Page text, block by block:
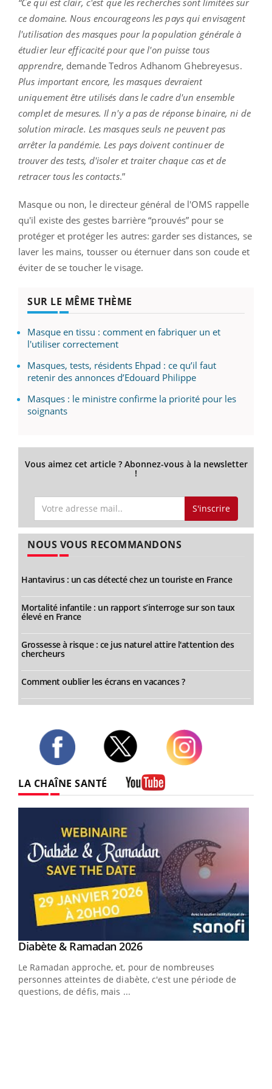
“Ce qui est clair, c'est que les recherches sont limitées sur
ce domaine. Nous encourageons les pays qui envisagent
l'utilisation des masques pour la population générale à
étudier leur efficacité pour que l'on puisse tous
apprendre, demande Tedros Adhanom Ghebreyesus.
Plus important encore, les masques devraient
uniquement être utilisés dans le cadre d'un ensemble
complet de mesures. Il n'y a pas de réponse binaire, ni de
solution miracle. Les masques seuls ne peuvent pas
arrêter la pandémie. Les pays doivent continuer de
trouver des tests, d'isoler et traiter chaque cas et de
retracer tous les contacts.”
Masque ou non, le directeur général de l'OMS rappelle
qu'il existe des gestes barrière “prouvés” pour se
protéger et protéger les autres: garder ses distances, se
laver les mains, tousser ou éternuer dans son coude et
éviter de se toucher le visage.
SUR LE MÊME THÈME
Masque en tissu : comment en fabriquer un et
l'utiliser correctement
Masques, tests, résidents Ehpad : ce qu’il faut
retenir des annonces d’Edouard Philippe
Masques : le ministre confirme la priorité pour les
soignants
Vous aimez cet article ? Abonnez-vous à la newsletter
!
S'inscrire
NOUS VOUS RECOMMANDONS
Hantavirus : un cas détecté chez un touriste en France
Mortalité infantile : un rapport s’interroge sur son taux
élevé en France
Grossesse à risque : ce jus naturel attire l'attention des
chercheurs
Comment oublier les écrans en vacances ?